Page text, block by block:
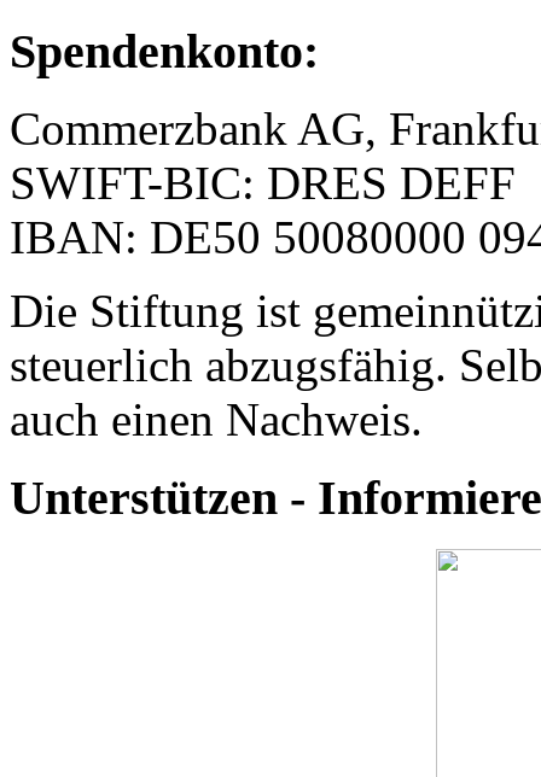
Spendenkonto:
Commerzbank AG,
SWIFT-BIC: DRES DEFF
IBAN: DE50 50080000
Die Stiftung ist
steuerlich abzugsfähig.
auch einen Nachweis.
Unterstützen -